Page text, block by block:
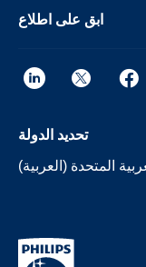
ابق على اطلاع
تحديد الدولة